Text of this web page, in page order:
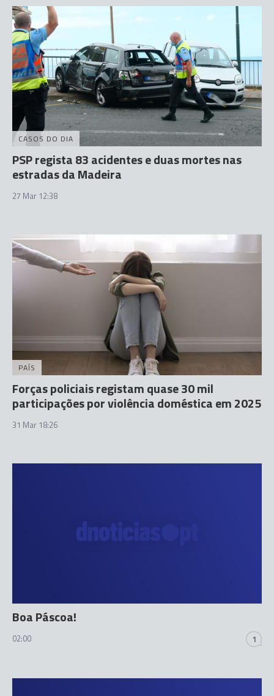
CASOS DO DIA
PSP regista 83 acidentes e duas mortes nas
estradas da Madeira
27 Mar 12:38
PAÍS
Forças policiais registam quase 30 mil
participações por violência doméstica em 2025
31 Mar 18:26
Boa Páscoa!
02:00 1